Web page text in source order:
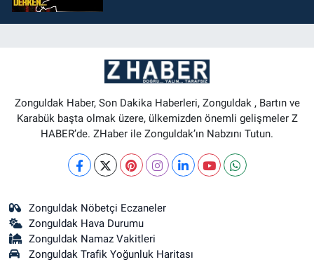
Zonguldak Haber, Son Dakika Haberleri, Zonguldak , Bartın ve
Karabük başta olmak üzere, ülkemizden önemli gelişmeler Z
HABER’de. ZHaber ile Zonguldak’ın Nabzını Tutun.
Zonguldak Nöbetçi Eczaneler
Zonguldak Hava Durumu
Zonguldak Namaz Vakitleri
Zonguldak Trafik Yoğunluk Haritası